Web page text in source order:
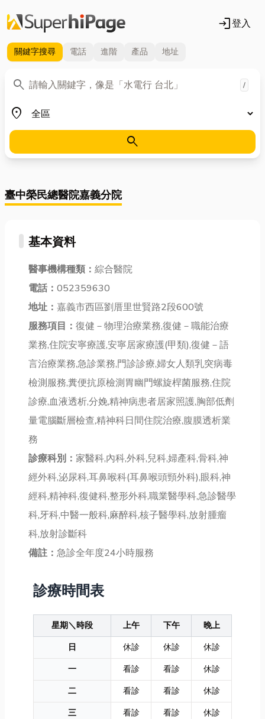
login登入
關鍵字搜尋 電話 進階 產品 地址
search
關鍵字 /
place
地區
search
臺中榮民總醫院嘉義分院
基本資料
醫事機構種類： 綜合醫院
電話： 052359630
地址： 嘉義市西區劉厝里世賢路2段600號
服務項目： 復健－物理治療業務,復健－職能治療
業務,住院安寧療護,安寧居家療護(甲類),復健－語
言治療業務,急診業務,門診診療,婦女人類乳突病毒
檢測服務,糞便抗原檢測胃幽門螺旋桿菌服務,住院
診療,血液透析,分娩,精神病患者居家照護,胸部低劑
量電腦斷層檢查,精神科日間住院治療,腹膜透析業
務
診療科別： 家醫科,內科,外科,兒科,婦產科,骨科,神
經外科,泌尿科,耳鼻喉科(耳鼻喉頭頸外科),眼科,神
經科,精神科,復健科,整形外科,職業醫學科,急診醫學
科,牙科,中醫一般科,麻醉科,核子醫學科,放射腫瘤
科,放射診斷科
備註： 急診全年度24小時服務
診療時間表
星期＼時段 上午 下午
晚上
日
休診 休診
休診
一
看診 看診
休診
二
看診 看診
休診
三
看診 看診
休診